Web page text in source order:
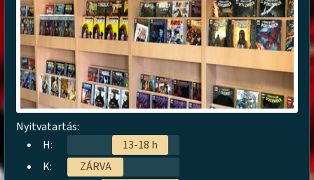
Nyitvatartás:
H:
13-18 h
K:
ZÁRVA